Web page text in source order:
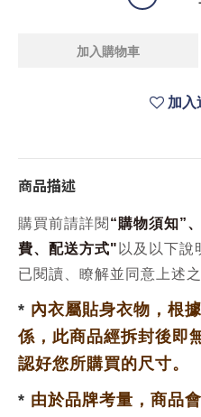
加入購物車
加入
商品描述
購買前請詳閱 “購物須知”
費、配送方式" 以及以下說
已閱讀、瞭解並同意上述之
* 內衣屬貼身衣物，根
係，此商品經拆封後即
認好您所購買的尺寸。
* 由於品牌考量，商品